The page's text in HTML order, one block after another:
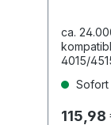
ca.
4015/
115,98